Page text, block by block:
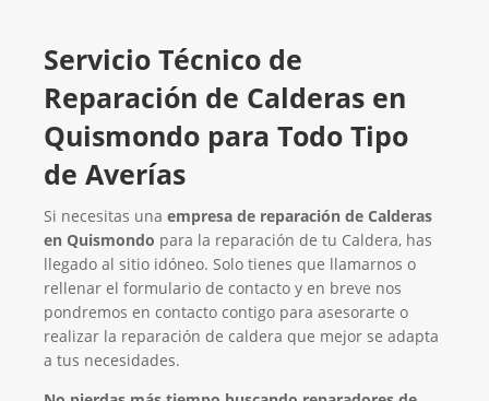
Servicio Técnico de
Reparación de Calderas en
Quismondo para Todo Tipo
de Averías
Si necesitas una empresa de reparación de Calderas
en Quismondo para la reparación de tu Caldera, has
llegado al sitio idóneo. Solo tienes que llamarnos o
rellenar el formulario de contacto y en breve nos
pondremos en contacto contigo para asesorarte o
realizar la reparación de caldera que mejor se adapta
a tus necesidades.